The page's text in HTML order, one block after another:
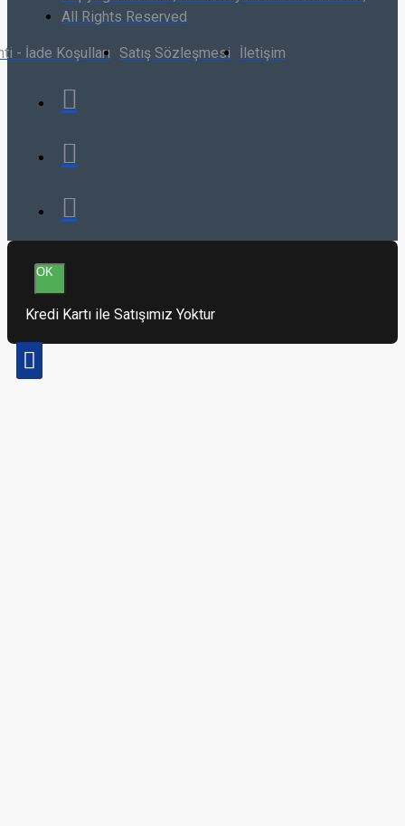
All Rights Reserved
- İade Koşulları Satış Sözleşmesi İletişim
OK
Kredi Kartı ile Satışımız Yoktur